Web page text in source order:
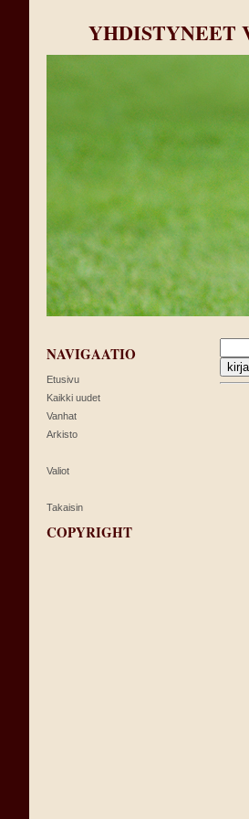
NAVIGAATIO
Etusivu
Kaikki uudet
Vanhat
Arkisto
Valiot
Takaisin
COPYRIGHT